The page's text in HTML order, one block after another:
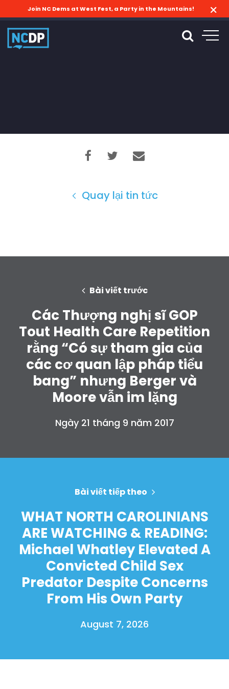
Join NC Dems at West Fest, a Party in the Mountains!
Quay lại tin tức
Bài viết trước
Các Thượng nghị sĩ GOP
Tout Health Care Repetition
rằng “Có sự tham gia của
các cơ quan lập pháp tiểu
bang” nhưng Berger và
Moore vẫn im lặng
Ngày 21 tháng 9 năm 2017
Bài viết tiếp theo
WHAT NORTH CAROLINIANS
ARE WATCHING & READING:
Michael Whatley Elevated A
Convicted Child Sex
Predator Despite Concerns
From His Own Party
August 7, 2026